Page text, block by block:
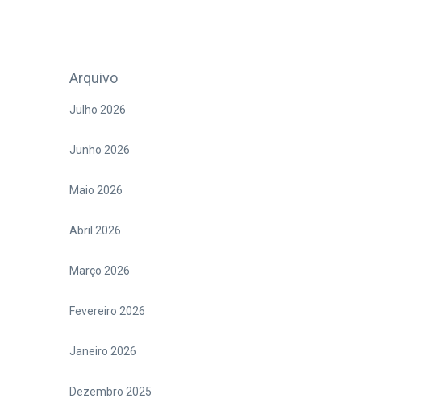
Arquivo
Julho 2026
Junho 2026
Maio 2026
Abril 2026
Março 2026
Fevereiro 2026
Janeiro 2026
Dezembro 2025